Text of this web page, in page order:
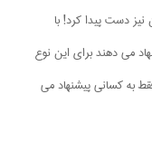
دست پیدا کرد! با
می دهند برای این نوع
به کسانی پیشنهاد می